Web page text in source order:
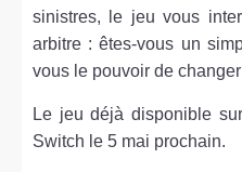
sinistres, le jeu vous
arbitre : êtes-vous un
vous le pouvoir de
Le jeu déjà disponible
Switch le 5 mai prochain.